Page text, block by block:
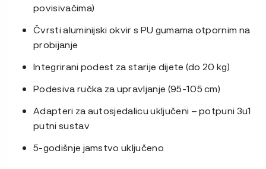
povisivačima)
Čvrsti aluminijski okvir s PU gumama otpornim na
probijanje
Integrirani podest za starije dijete (do 20 kg)
Podesiva ručka za upravljanje (95-105 cm)
Adapteri za autosjedalicu uključeni – potpuni 3u1
putni sustav
5-godišnje jamstvo uključeno